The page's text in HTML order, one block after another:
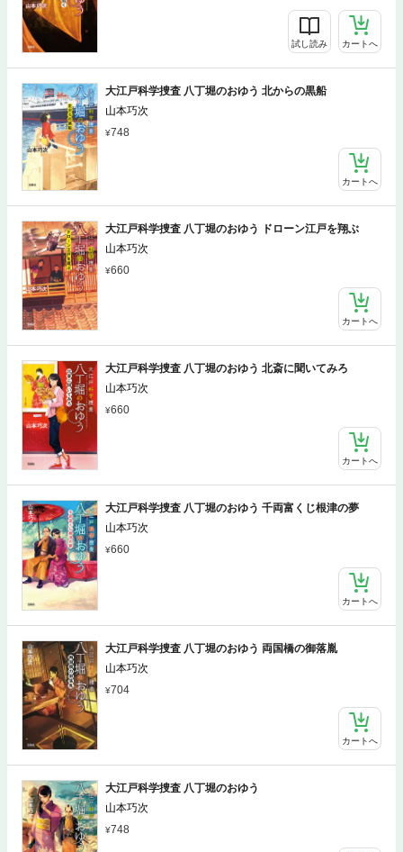
試し読み カートへ
大江戸科学捜査 八丁堀のおゆう 北からの黒船
山本巧次
748
カートへ
大江戸科学捜査 八丁堀のおゆう ドローン江戸を翔ぶ
山本巧次
660
カートへ
大江戸科学捜査 八丁堀のおゆう 北斎に聞いてみろ
山本巧次
660
カートへ
大江戸科学捜査 八丁堀のおゆう 千両富くじ根津の夢
山本巧次
660
カートへ
大江戸科学捜査 八丁堀のおゆう 両国橋の御落胤
山本巧次
704
カートへ
大江戸科学捜査 八丁堀のおゆう
山本巧次
748